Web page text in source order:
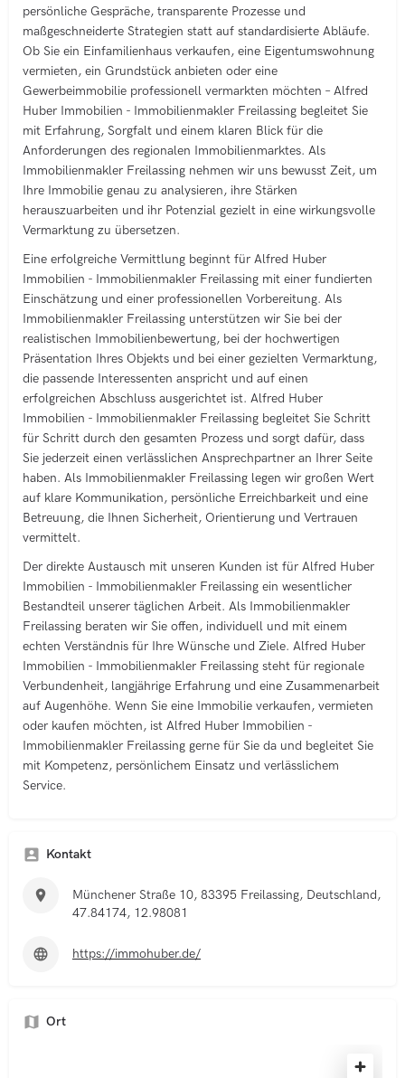
persönliche Gespräche, transparente Prozesse und
maßgeschneiderte Strategien statt auf standardisierte Abläufe.
Ob Sie ein Einfamilienhaus verkaufen, eine Eigentumswohnung
vermieten, ein Grundstück anbieten oder eine
Gewerbeimmobilie professionell vermarkten möchten – Alfred
Huber Immobilien - Immobilienmakler Freilassing begleitet Sie
mit Erfahrung, Sorgfalt und einem klaren Blick für die
Anforderungen des regionalen Immobilienmarktes. Als
Immobilienmakler Freilassing nehmen wir uns bewusst Zeit, um
Ihre Immobilie genau zu analysieren, ihre Stärken
herauszuarbeiten und ihr Potenzial gezielt in eine wirkungsvolle
Vermarktung zu übersetzen.
Eine erfolgreiche Vermittlung beginnt für Alfred Huber
Immobilien - Immobilienmakler Freilassing mit einer fundierten
Einschätzung und einer professionellen Vorbereitung. Als
Immobilienmakler Freilassing unterstützen wir Sie bei der
realistischen Immobilienbewertung, bei der hochwertigen
Präsentation Ihres Objekts und bei einer gezielten Vermarktung,
die passende Interessenten anspricht und auf einen
erfolgreichen Abschluss ausgerichtet ist. Alfred Huber
Immobilien - Immobilienmakler Freilassing begleitet Sie Schritt
für Schritt durch den gesamten Prozess und sorgt dafür, dass
Sie jederzeit einen verlässlichen Ansprechpartner an Ihrer Seite
haben. Als Immobilienmakler Freilassing legen wir großen Wert
auf klare Kommunikation, persönliche Erreichbarkeit und eine
Betreuung, die Ihnen Sicherheit, Orientierung und Vertrauen
vermittelt.
Der direkte Austausch mit unseren Kunden ist für Alfred Huber
Immobilien - Immobilienmakler Freilassing ein wesentlicher
Bestandteil unserer täglichen Arbeit. Als Immobilienmakler
Freilassing beraten wir Sie offen, individuell und mit einem
echten Verständnis für Ihre Wünsche und Ziele. Alfred Huber
Immobilien - Immobilienmakler Freilassing steht für regionale
Verbundenheit, langjährige Erfahrung und eine Zusammenarbeit
auf Augenhöhe. Wenn Sie eine Immobilie verkaufen, vermieten
oder kaufen möchten, ist Alfred Huber Immobilien -
Immobilienmakler Freilassing gerne für Sie da und begleitet Sie
mit Kompetenz, persönlichem Einsatz und verlässlichem
Service.
Kontakt
Münchener Straße 10, 83395 Freilassing, Deutschland,
47.84174, 12.98081
https://immohuber.de/
Ort